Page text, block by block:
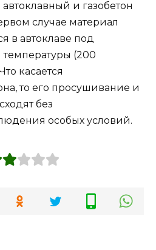
и газобетон
случае материал
в автоклаве под
(200
касается
то его просушивание и
без
особых условий.